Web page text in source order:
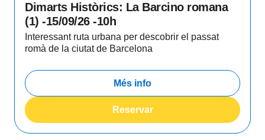
Dimarts Històrics: La Barcino romana
(1) -15/09/26 -10h
Interessant ruta urbana per descobrir el passat
romà de la ciutat de Barcelona
Més info
Reservar